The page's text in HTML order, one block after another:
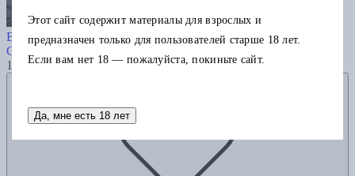
Кино в углу комнаты. Сеанс The
Best. Т. 1
Степанов В.
1960
Этот сайт содержит материалы для взрослых и
предназначен только для пользователей старше 18 лет.
Если вам нет 18 — пожалуйста, покиньте сайт.
Да, мне есть 18 лет